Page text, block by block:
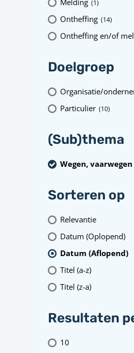
(1)
Ontheffing (14)
Ontheffing en/of
Doelgroep
Organisatie/
Particulier (10)
(Sub)thema
Wegen,
Sorteren op
Relevantie
Datum (Oplopend)
Datum (Aflopend)
Titel (a-z)
Titel (z-a)
Resultaten
10